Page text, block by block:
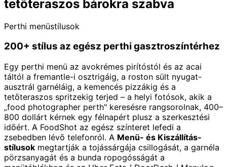
tetőteraszos bárokra szabva
Perthi menüstílusok
200+ stílus az egész perthi gasztroszíntérhez
Egy perthi menü az avokrémes pirítóstól és az acai
táltól a fremantle-i osztrigáig, a roston sült nyugat-
ausztrál garnéláig, a kemencés pizzákig és a
tetőteraszos spritzekig terjed – a helyi fotósok, akik a
„food photographer perth" keresésre rangsorolnak, 400–
800 dollárt kérnek egy félnapért plusz a szerkesztési
időért. A FoodShot az egész színteret lefedi a
zsebedben lévő telefonról. A Menü- és Kiszállítás-
stílusok megtartják a tojássárgája csillogását, a garnéla
pörzsanyagát és a bunda ropogósságát a